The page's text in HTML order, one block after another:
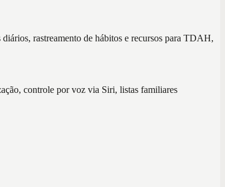
rastreamento de hábitos e recursos para TDAH,
controle por voz via Siri, listas familiares